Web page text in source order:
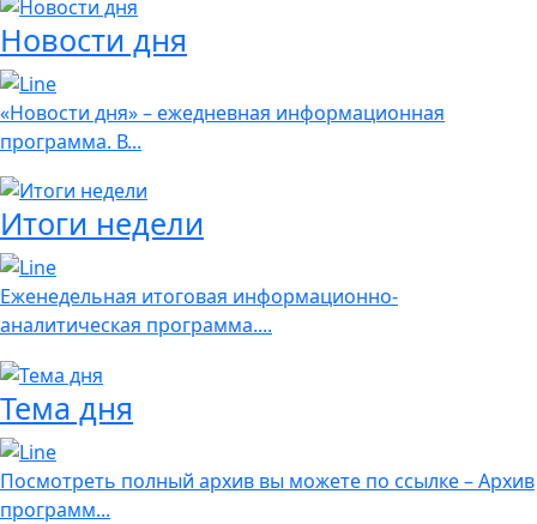
Новости дня
«Новости дня» – ежедневная информационная
программа. В...
Итоги недели
Еженедельная итоговая информационно-
аналитическая программа....
Тема дня
Посмотреть полный архив вы можете по ссылке – Архив
программ...